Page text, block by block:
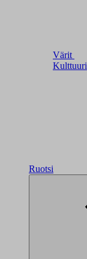
Värit
Kulttuuri
Ruotsi